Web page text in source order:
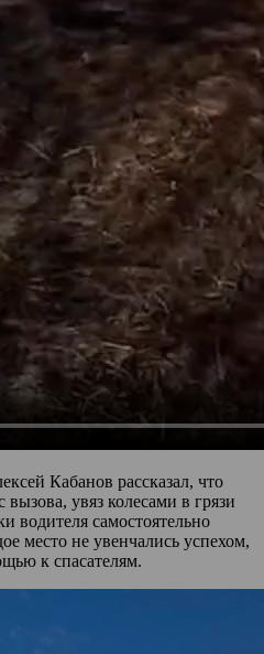
Кабанов рассказал, что
вызова, увяз колесами в грязи
водителя самостоятельно
место не увенчались успехом,
к спасателям.